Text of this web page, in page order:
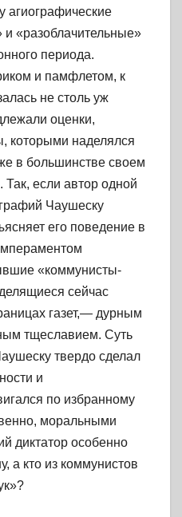
и «разоблачительные»
периода.
и памфлетом, к
не столь уж
оценки,
которыми наделялся
в большинстве своем
если автор одной
Чаушеску
его поведение в
«коммунисты-
сейчас
газет,— дурным
тщеславием. Суть
твердо сделал
и
по избранному
моральными
диктатор особенно
а кто из коммунистов